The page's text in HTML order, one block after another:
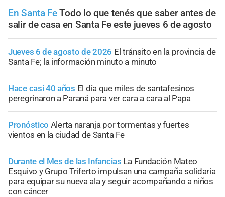
En Santa Fe Todo lo que tenés que saber antes de
salir de casa en Santa Fe este jueves 6 de agosto
Jueves 6 de agosto de 2026 El tránsito en la provincia de
Santa Fe; la información minuto a minuto
Hace casi 40 años El día que miles de santafesinos
peregrinaron a Paraná para ver cara a cara al Papa
Pronóstico Alerta naranja por tormentas y fuertes
vientos en la ciudad de Santa Fe
Durante el Mes de las Infancias La Fundación Mateo
Esquivo y Grupo Triferto impulsan una campaña solidaria
para equipar su nueva ala y seguir acompañando a niños
con cáncer